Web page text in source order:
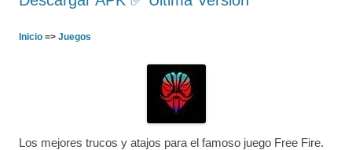
Inicio => Juegos
Los mejores trucos y atajos para el famoso juego Free Fire.